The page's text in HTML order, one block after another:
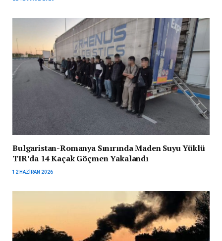
Bulgaristan-Romanya Sınırında Maden Suyu Yüklü
TIR’da 14 Kaçak Göçmen Yakalandı
12 HAZIRAN 2026